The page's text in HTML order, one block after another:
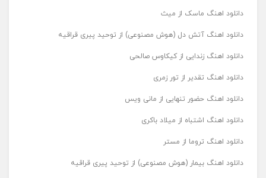
دانلود اهنگ ماسک از میث
دانلود اهنگ آتش دل (هوش مصنوعی) از توحید پیری قراقیه
دانلود اهنگ زندایی از کیکاوس صالحی
دانلود اهنگ تقدیر از تور زمری
دانلود اهنگ حضور تنهایی از مانی ویس
دانلود اهنگ اشتباه از میلاد باکری
دانلود اهنگ تروما از مستر
دانلود اهنگ بیمار (هوش مصنوعی) از توحید پیری قراقیه